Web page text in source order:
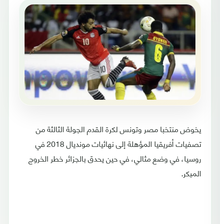
يخوض منتخبا مصر وتونس لكرة القدم الجولة الثالثة من
تصفيات أفريقيا المؤهلة إلى نهائيات مونديال 2018 في
روسيا، في وضع مثالي، في حين يحدق بالجزائر خطر الخروج
المبكر.